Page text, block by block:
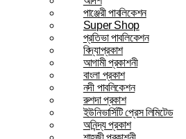
পাঞ্জেরী পাবলিকেশন
Super Shop
প্রতিভা পাবলিকেশন
বিদ্যাপ্রকাশ
আগামী প্রকাশনী
বাংলা প্রকাশ
নদী পাবলিকেশন
রুশদা প্রকাশ
ইউনিভার্সিটি প্রেস লিমিটেড
অনিন্দ্য প্রকাশ